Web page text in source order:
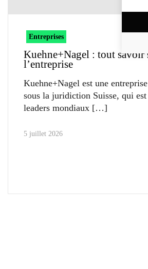
Entreprises
Kuehne+Nagel : tout savoir
l’entreprise
Kuehne+Nagel est une
sous la juridiction Suisse, qui est
leaders mondiaux
5 juillet 2026